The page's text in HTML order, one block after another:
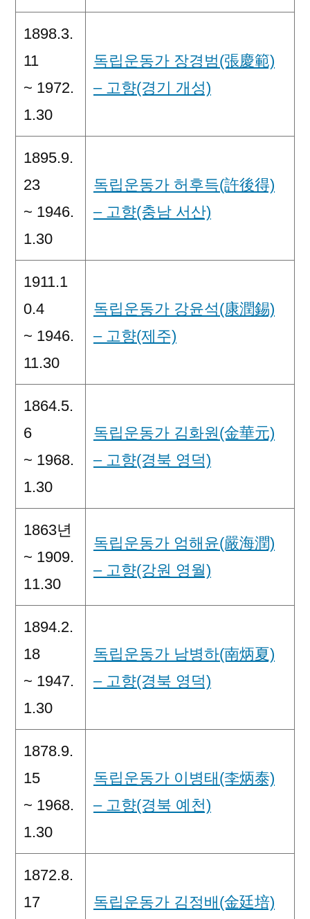
1898.3.
11
~ 1972.
1.30
독립운동가 장경범(張慶範)
– 고향(경기 개성)
1895.9.
23
~ 1946.
1.30
독립운동가 허후득(許後得)
– 고향(충남 서산)
1911.1
0.4
~ 1946.
11.30
독립운동가 강윤석(康潤錫)
– 고향(제주)
1864.5.
6
~ 1968.
1.30
독립운동가 김화원(金華元)
– 고향(경북 영덕)
1863년
~ 1909.
11.30
독립운동가 엄해윤(嚴海潤)
– 고향(강원 영월)
1894.2.
18
~ 1947.
1.30
독립운동가 남병하(南炳夏)
– 고향(경북 영덕)
1878.9.
15
~ 1968.
1.30
독립운동가 이병태(李炳泰)
– 고향(경북 예천)
1872.8.
17
독립운동가 김정배(金廷培)